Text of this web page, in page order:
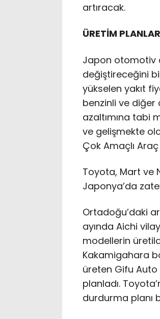
artıracak.
ÜRETİM
Japon otomotiv
değiştireceğini
yükselen yakıt
benzinli ve diğer
azaltımına tabi
ve gelişmekte
Çok Amaçlı
Toyota, Mart ve
Japonya’da
Ortadoğu’daki
ayında Aichi
modellerin
Kakamigahara
üreten Gifu Auto
planladı.
durdurma planı